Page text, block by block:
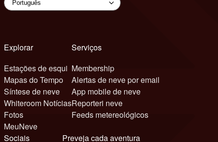
Explorar
Estações de esqui
Mapas do Tempo
Síntese de neve
Whiteroom Notícias
Fotos
MeuNeve
Serviços
Membership
Alertas de neve por email
App mobile de neve
Reporteri neve
Feeds metereológicos
Sociais
Preveja cada aventura